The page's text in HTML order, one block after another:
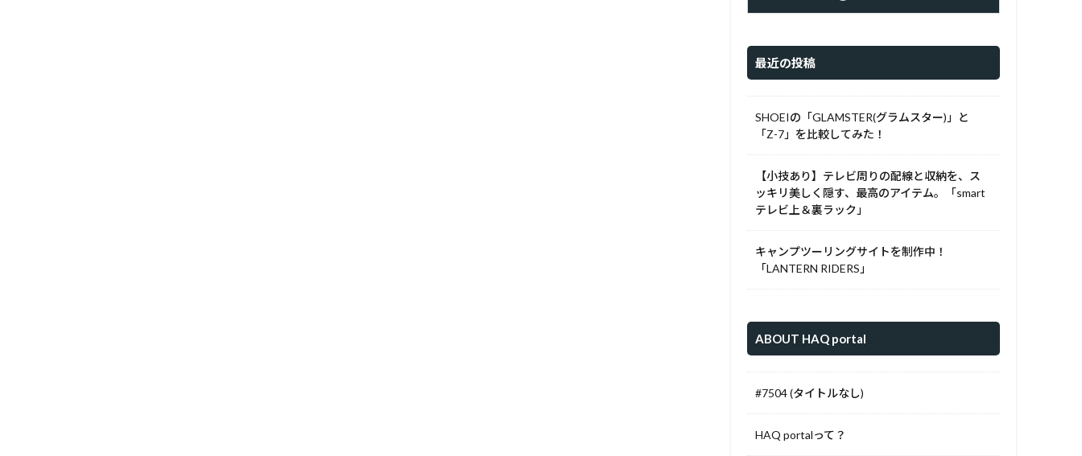
最近の投稿
SHOEIの「GLAMSTER(グラムスター)」と
「Z-7」を比較してみた！
【小技あり】テレビ周りの配線と収納を、ス
ッキリ美しく隠す、最高のアイテム。「smart
テレビ上＆裏ラック」
キャンプツーリングサイトを制作中！
「LANTERN RIDERS」
ABOUT HAQ portal
#7504 (タイトルなし)
HAQ portalって？